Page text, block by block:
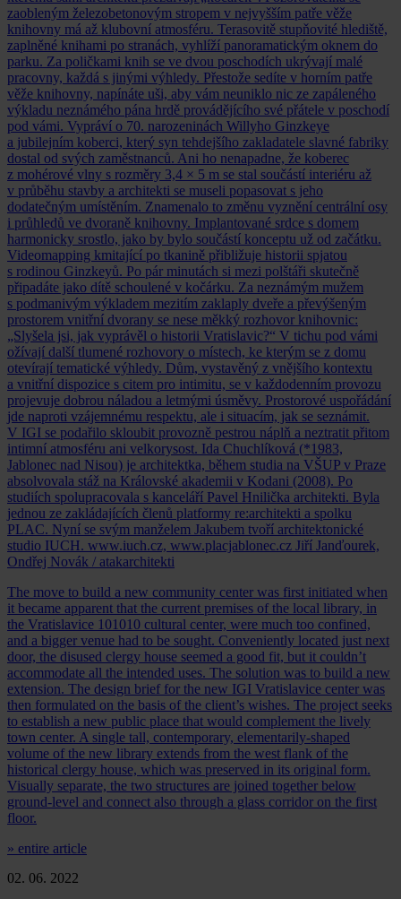
zaobleným železobetonovým stropem v nejvyšším patře věže
knihovny má až klubovní atmosféru. Terasovitě stupňovité hlediště,
zaplněné knihami po stranách, vyhlíží panoramatickým oknem do
parku. Za poličkami knih se ve dvou poschodích ukrývají malé
pracovny, každá s jinými výhledy. Přestože sedíte v horním patře
věže knihovny, napínáte uši, aby vám neuniklo nic ze zapáleného
výkladu neznámého pána hrdě provádějícího své přátele v poschodí
pod vámi. Vypráví o 70. narozeninách Willyho Ginzkeye
a jubilejním koberci, který syn tehdejšího zakladatele slavné fabriky
dostal od svých zaměstnanců. Ani ho nenapadne, že koberec
z mohérové vlny s rozměry 3,4 × 5 m se stal součástí interiéru až
v průběhu stavby a architekti se museli popasovat s jeho
dodatečným umístěním. Znamenalo to změnu vyznění centrální osy
i průhledů ve dvoraně knihovny. Implantované srdce s domem
harmonicky srostlo, jako by bylo součástí konceptu už od začátku.
Videomapping kmitající po tkanině přibližuje historii spjatou
s rodinou Ginzkeyů. Po pár minutách si mezi polštáři skutečně
připadáte jako dítě schoulené v kočárku. Za neznámým mužem
s podmanivým výkladem mezitím zaklaply dveře a převýšeným
prostorem vnitřní dvorany se nese měkký rozhovor knihovnic:
„Slyšela jsi, jak vyprávěl o historii Vratislavic?“ V tichu pod vámi
ožívají další tlumené rozhovory o místech, ke kterým se z domu
otevírají tematické výhledy. Dům, vystavěný z vnějšího kontextu
a vnitřní dispozice s citem pro intimitu, se v každodenním provozu
projevuje dobrou náladou a letmými úsměvy. Prostorové uspořádání
jde naproti vzájemnému respektu, ale i situacím, jak se seznámit.
V IGI se podařilo skloubit provozně pestrou náplň a neztratit přitom
intimní atmosféru ani velkorysost. Ida Chuchlíková (*1983,
Jablonec nad Nisou) je architektka, během studia na VŠUP v Praze
absolvovala stáž na Královské akademii v Kodani (2008). Po
studiích spolupracovala s kanceláří Pavel Hnilička architekti. Byla
jednou ze zakládajících členů platformy re:architekti a spolku
PLAC. Nyní se svým manželem Jakubem tvoří architektonické
studio IUCH. www.iuch.cz, www.placjablonec.cz Jiří Janďourek,
Ondřej Novák / atakarchitekti
The move to build a new community center was first initiated when
it became apparent that the current premises of the local library, in
the Vratislavice 101010 cultural center, were much too confined,
and a bigger venue had to be sought. Conveniently located just next
door, the disused clergy house seemed a good fit, but it couldn’t
accommodate all the intended uses. The solution was to build a new
extension. The design brief for the new IGI Vratislavice center was
then formulated on the basis of the client’s wishes. The project seeks
to establish a new public place that would complement the lively
town center. A single tall, contemporary, elementarily-shaped
volume of the new library extends from the west flank of the
historical clergy house, which was preserved in its original form.
Visually separate, the two structures are joined together below
ground-level and connect also through a glass corridor on the first
floor.
» entire article
02. 06. 2022